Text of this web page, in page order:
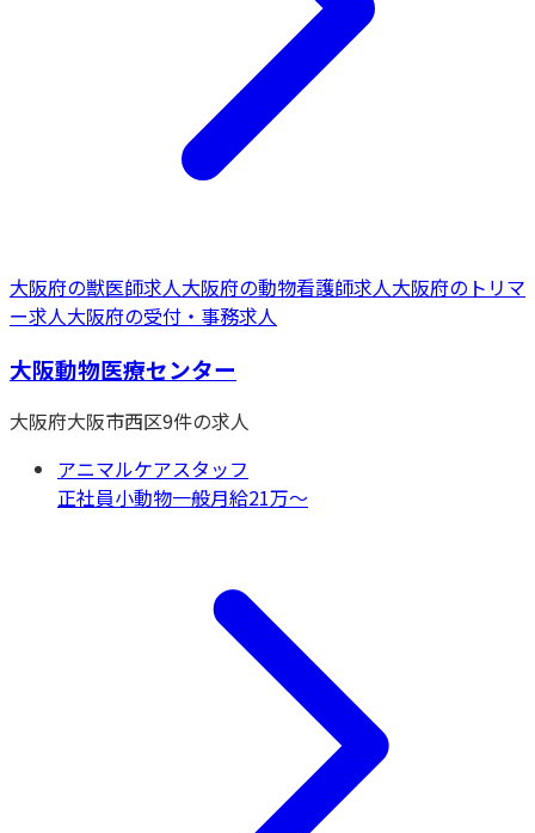
大阪府の獣医師求人大阪府の動物看護師求人大阪府の トリマ
ー求人大阪府の受付・事務求人
大阪動物医療センター
大阪府大阪市西区9件の求人
アニマルケアスタッフ
正社員小動物一般月給21万〜